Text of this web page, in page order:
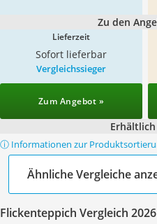
Zu den
Lieferzeit
Sofort lieferbar
Vergleichssieger
Zum Angebot »
ⓘ Informationen zur
Ähnliche Vergleiche
Flickenteppich Vergleich